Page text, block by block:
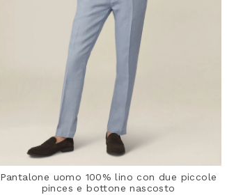
Pantalone uomo 100% lino con due piccole
pinces e bottone nascosto